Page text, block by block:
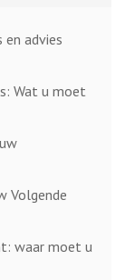
advies
Wat u moet
Volgende
waar moet u